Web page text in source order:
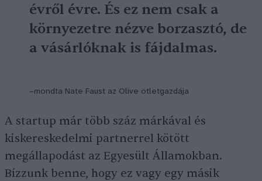
évről évre. És ez nem csak a
környezetre nézve borzasztó, de
a vásárlóknak is fájdalmas.
–mondta Nate Faust az Olive ötletgazdája
A startup már több száz márkával és
kiskereskedelmi partnerrel kötött
megállapodást az Egyesült Államokban.
Bízzunk benne, hogy ez vagy egy másik